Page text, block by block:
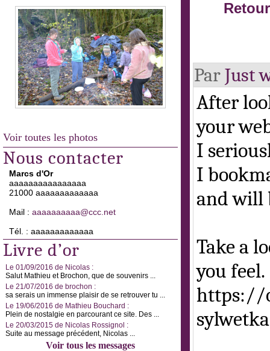
Voir toutes les photos
Nous contacter
Marcs d'Or
aaaaaaaaaaaaaaaa
21000 aaaaaaaaaaaaa
Mail : aaaaaaaaaa@ccc.net
Tél. : aaaaaaaaaaaaa
Livre d’or
Le 01/09/2016 de Nicolas :
Salut Mathieu et Brochon, que de souvenirs ...
Le 21/07/2016 de brochon :
sa serais un immense plaisir de se retrouver tu ...
Le 19/06/2016 de Mathieu Bouchard :
Plein de nostalgie en parcourant ce site. Des ...
Le 20/03/2015 de Nicolas Rossignol :
Suite au message précédent, Nicolas ...
Voir tous les messages
ParJust
After
your
I
I
and will
Take a
you feel.
https://